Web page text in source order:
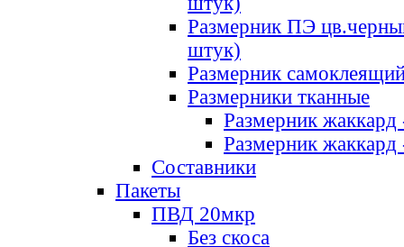
Размерник ПЭ
штук)
Размерник
Размерники тканные
Размерник
Размерник
Составники
Пакеты
ПВД 20мкр
Без скоса